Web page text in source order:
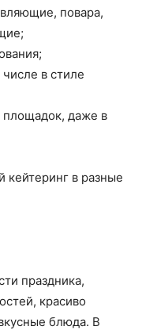
повара,
в стиле
площадок, даже в
кейтеринг в разные
праздника,
красиво
блюда. В